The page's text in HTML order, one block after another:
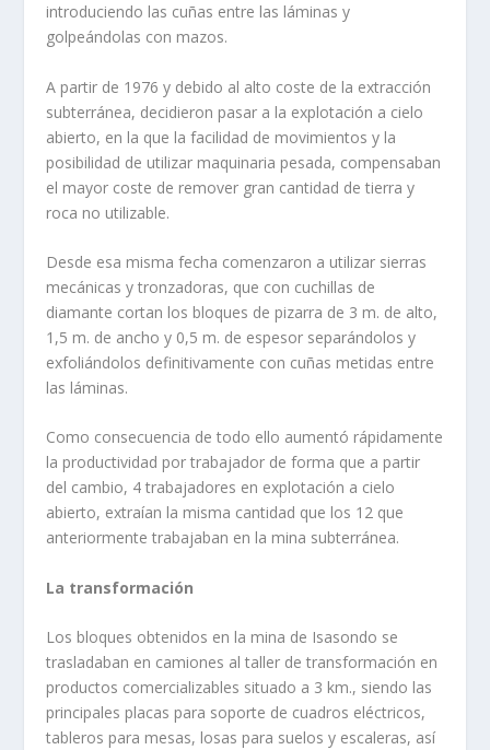
introduciendo las cu­ñas entre las láminas y
golpeándolas con mazos.
A partir de 1976 y debido al alto coste de la extracción
subterránea, decidieron pasar a la explotación a cielo
abierto, en la que la facilidad de movimientos y la
posibilidad de utilizar maquinaria pesada, compensaban
el mayor coste de remover gran cantidad de tierra y
roca no utilizable.
Desde esa misma fecha comenzaron a utilizar sierras
mecánicas y tronzadoras, que con cuchillas de
diamante cortan los bloques de pizarra de 3 m. de alto,
1,5 m. de ancho y 0,5 m. de espesor separándolos y
exfo­liándolos definitivamente con cuñas metidas entre
las láminas.
Como consecuencia de todo ello aumentó rápidamente
la productivi­dad por trabajador de forma que a partir
del cambio, 4 trabajadores en explotación a cielo
abierto, extraían la misma cantidad que los 12 que
ante­riormente trabajaban en la mina subterránea.
La transformación
Los bloques obtenidos en la mina de Isasondo se
trasladaban en ca­miones al taller de transformación en
productos comercializables situado a 3 km., siendo las
principales placas para soporte de cuadros eléctricos,
tableros para mesas, losas para suelos y escaleras, así